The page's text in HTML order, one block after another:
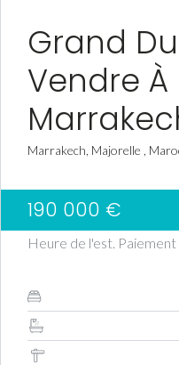
Grand
Vendre
Marrakech, Majorelle ,
190 000 €
Heure de l'est. Paiement